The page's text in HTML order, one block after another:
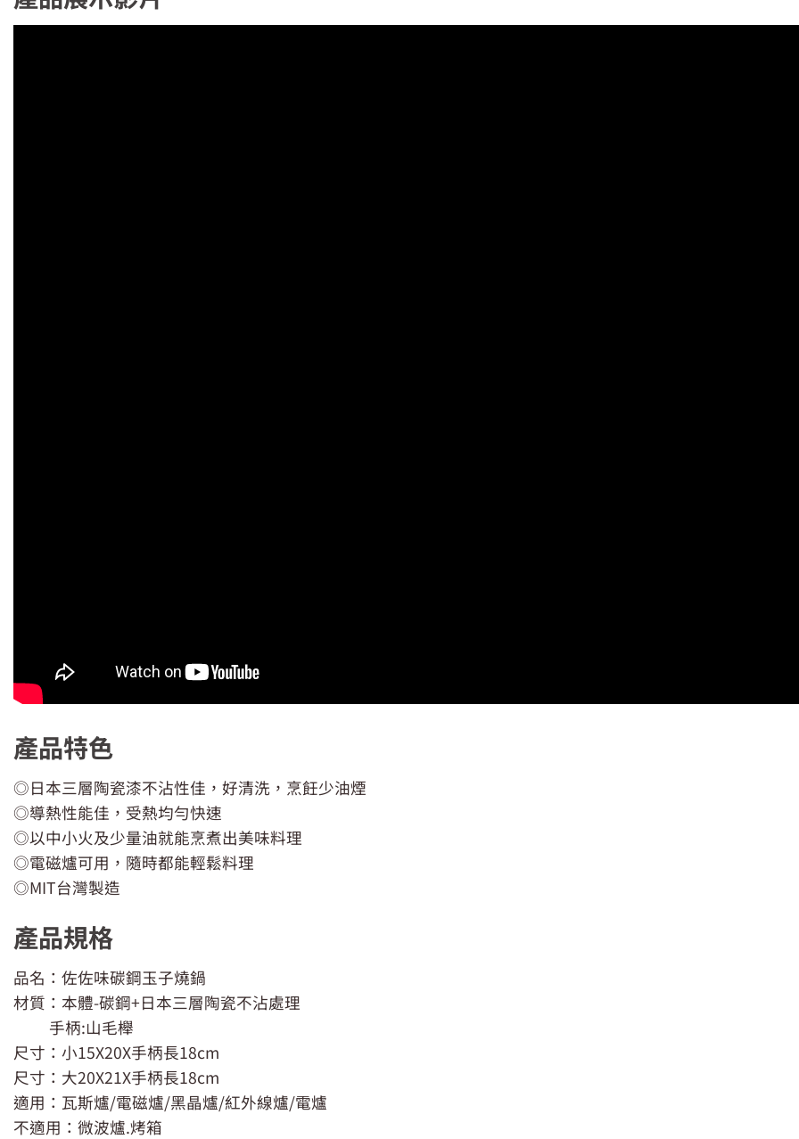
產品特色
◎日本三層陶瓷漆不沾性佳，好清洗，烹飪少油煙
◎導熱性能佳，受熱均勻快速
◎以中小火及少量油就能烹煮出美味料理
◎電磁爐可用，隨時都能輕鬆料理
◎MIT台灣製造
產品規格
品名：佐佐味碳鋼玉子燒鍋
材質：本體-碳鋼+日本三層陶瓷不沾處理
手柄:山毛櫸
尺寸：小15X20X手柄長18cm
尺寸：大20X21X手柄長18cm
適用：瓦斯爐/電磁爐/黑晶爐/紅外線爐/電爐
不適用：微波爐.烤箱